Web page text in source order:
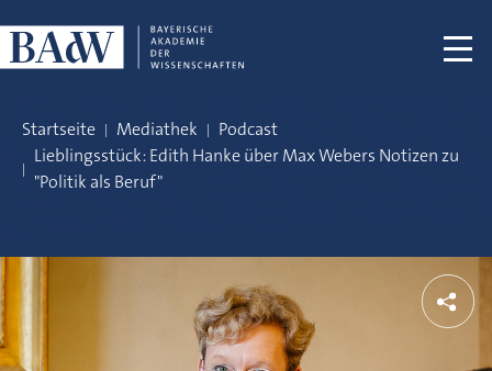
Startseite Mediathek
Podcast
Lieblingsstück: Edith Hanke über Max Webers Notizen zu
"Politik als Beruf"